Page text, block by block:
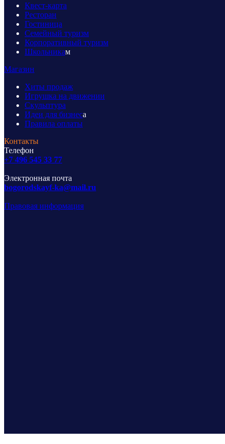
Квест-карта
Ресторан
Гостиница
Семейный туризм
Корпоративный туризм
Школьникам
Магазин
Хиты продаж
Игрушка на движении
Скульптура
Идеи для бизнеса
Правила оплаты
Контакты
Телефон
+7 496 545 33 77
Электронная почта
bogorodskayf-ka@mail.ru
Правовая информация